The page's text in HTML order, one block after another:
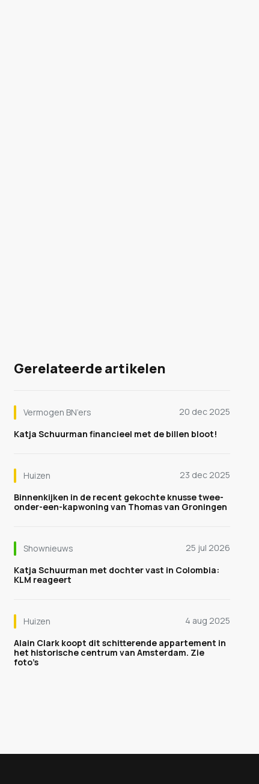
Gerelateerde artikelen
Vermogen BN’ers
20 dec 2025
Katja Schuurman financieel met de billen bloot!
Huizen
23 dec 2025
Binnenkijken in de recent gekochte knusse twee-
onder-een-kapwoning van Thomas van Groningen
Shownieuws
25 jul 2026
Katja Schuurman met dochter vast in Colombia:
KLM reageert
Huizen
4 aug 2025
Alain Clark koopt dit schitterende appartement in
het historische centrum van Amsterdam. Zie
foto’s